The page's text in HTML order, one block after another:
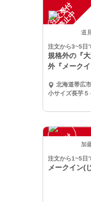
注
文
受
付
停
止
中
道
注文から3~5日
規格外の『
外『メーク
北海道帯広市
注
文
受
付
停
止
中 加
注文から1~5日
メークイン(